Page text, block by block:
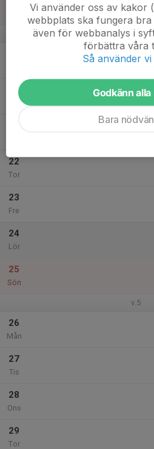
v.4
20
22
Tor
23
Fre
24
Lör
25
Sön
v.5
26
Mån
27
Tis
28
Ons
29
Tor
Vi använder oss av kakor
webbplats ska fungera
även för webbanalys i
förbättra våra
Så använder
Godkänn
Bara